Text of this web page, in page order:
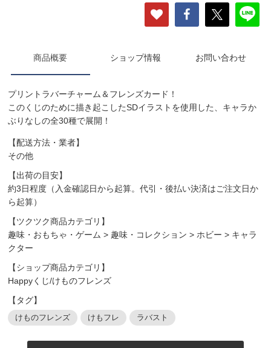
商品概要 ショップ情報 お問い合わせ
プリントラバーチャーム＆フレンズカード！
このくじのために描き起こしたSDイラストを使用した、キャラか
ぶりなしの全30種で展開！
【配送方法・業者】
その他
【出荷の目安】
約3日程度（入金確認日から起算。代引・後払い決済はご注文日か
ら起算）
【ツクツク商品カテゴリ】
趣味・おもちゃ・ゲーム > 趣味・コレクション > ホビー > キャラ
クター
【ショップ商品カテゴリ】
Happyくじ/けものフレンズ
【タグ】
けものフレンズ けもフレ ラバスト